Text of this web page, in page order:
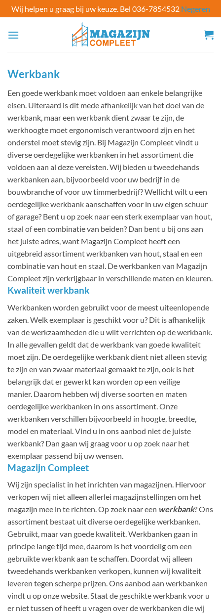
Wij helpen u graag bij uw keuze. Bel 036-7854532 Negeren
naar
Werkbank
Een goede werkbank moet voldoen aan enkele belangrijke
eisen. Uiteraard is dit mede afhankelijk van het doel van de
werkbank, maar een werkbank dient zwaar te zijn, de
werkhoogte moet ergonomisch verantwoord zijn en het
onderstel moet stevig zijn. Bij Magazijn Compleet vindt u
diverse oerdegelijke werkbanken in het assortiment die
voldoen aan al deze vereisten. Wij bieden u tweedehands
werkbanken aan, bijvoorbeeld voor uw bedrijf in de
bouwbranche of voor uw timmerbedrijf? Wellicht wilt u een
oerdegelijke werkbank aanschaffen voor in uw eigen schuur
of garage? Bent u op zoek naar een sterk exemplaar van hout,
staal of een combinatie van beiden? Dan bent u bij ons aan
het juiste adres, want Magazijn Compleet heeft een
uitgebreid assortiment werkbanken van hout, staal en een
combinatie van hout en staal. De werkbanken van Magazijn
Compleet zijn verkrijgbaar in verschillende maten en kleuren.
Kwaliteit werkbank
Werkbanken worden gebruikt voor de meest uiteenlopende
zaken. Welk exemplaar is geschikt voor u? Dit is afhankelijk
van de werkzaamheden die u wilt verrichten op de werkbank.
In alle gevallen geldt dat de werkbank van goede kwaliteit
moet zijn. De oerdegelijke werkbank dient niet alleen stevig
te zijn en van zwaar materiaal gemaakt te zijn, ook is het
belangrijk dat er gewerkt kan worden op een veilige
manier. Daarom hebben wij diverse soorten en maten
oerdegelijke werkbanken in ons assortiment. Onze
werkbanken verschillen bijvoorbeeld in hoogte, breedte,
model en materiaal. Vind u in ons aanbod niet de juiste
werkbank? Dan gaan wij graag voor u op zoek naar het
exemplaar passend bij uw wensen.
Magazijn Compleet
Wij zijn specialist in het inrichten van magazijnen. Hiervoor
verkopen wij niet alleen allerlei magazijnstellingen om het
magazijn mee in te richten. Op zoek naar een werkbank? Ons
assortiment bestaat uit diverse oerdegelijke werkbanken.
Gebruikt, maar van goede kwaliteit. Werkbanken gaan in
principe lange tijd mee, daarom is het voordelig om een
gebruikte werkbank aan te schaffen. Doordat wij alleen
tweedehands werkbanken verkopen, kunnen wij kwaliteit
leveren tegen scherpe prijzen. Ons aanbod aan werkbanken
vindt u op onze website. Staat de geschikte werkbank voor u
er niet tussen of heeft u vragen over de werkbanken die wij